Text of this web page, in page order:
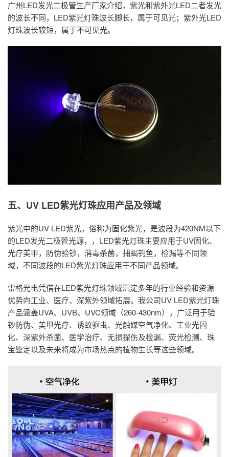
广州LED发光二极管生产厂家介绍，紫光和紫外光LED二者发光
的波长不同，LED紫光灯珠波长脚长，属于可见光；紫外光LED
灯珠波长较短，属于不可见光。
五、UV LED紫光灯珠应用产品及领域
紫光中的UV LED紫光，俗称为固化紫光，是波段为420NM以下
的LED发光二极管光源，，LED紫光灯珠主要应用于UV固化、
光疗美甲，防伪验钞，消毒杀菌，捕蝎钓鱼，检漏等不同领
域，不同波段的LED紫光灯珠应用于不同产品领域。
雷格光电凭借在LED紫光灯珠领域沉淀多年的行业经验和资源
优势向工业、医疗、深紫外领域拓展。我公司UV LED紫光灯珠
产品涵盖UVA、UVB、UVC领域（260-430nm），广泛用于验
钞防伪、美甲光疗、诱蚊驱虫、光触媒空气净化、工业光固
化、深紫外杀菌、医学治疗、无损探伤及检漏、荧光检测、珠
宝鉴定以及未来将成为市场热点的植物生长等这些领域。